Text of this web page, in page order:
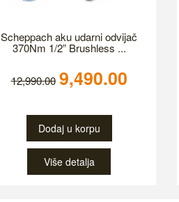
Scheppach aku udarni odvijač
370Nm 1/2” Brushless ...
12,990.00 9,490.00
Dodaj u korpu
Više detalja